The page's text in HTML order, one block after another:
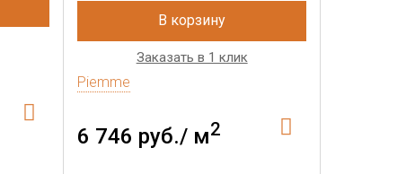
В корзину
Заказать в 1 клик
Piemme
6 746 руб./ м2